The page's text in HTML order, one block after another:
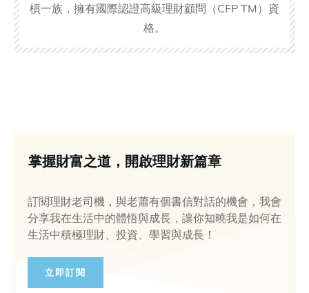
槓一族，擁有國際認證高級理財顧問（CFP TM）資
格。
掌握財富之道，開啟理財新篇章
訂閱理財老司機，與老蕭有個書信對話的機會，我會
分享我在生活中的體悟與成長，讓你知曉我是如何在
生活中積極理財、投資、學習與成長！
立即訂閱